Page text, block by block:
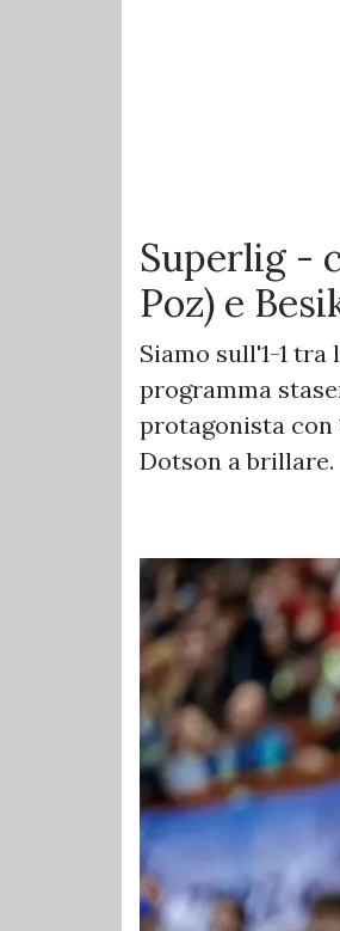
Superlig -
Poz) e
Siamo sull'1-1
programma
protagonista con
Dotson a brillare.